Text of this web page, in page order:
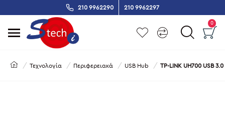
210 9962290 210 9962297
0
Τεχνολογία Περιφερειακά USB Hub TP-LINK UH700 USB